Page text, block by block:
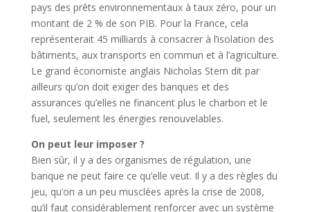
pays des prêts environnementaux à taux zéro, pour un
montant de 2 % de son PIB. Pour la France, cela
représenterait 45 milliards à consacrer à l’isolation des
bâtiments, aux transports en commun et à l’agriculture.
Le grand économiste anglais Nicholas Stern dit par
ailleurs qu’on doit exiger des banques et des
assurances qu’elles ne financent plus le charbon et le
fuel, seulement les énergies renouvelables.
On peut leur imposer ?
Bien sûr, il y a des organismes de régulation, une
banque ne peut faire ce qu’elle veut. Il y a des règles du
jeu, qu’on a un peu musclées après la crise de 2008,
qu’il faut considérablement renforcer avec un système